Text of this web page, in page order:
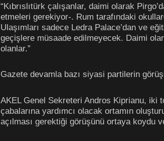
“Kıbrıslıtürk çalışanlar, daimi olarak
etmeleri gerekiyor-. Rum tarafındaki
Ulaşımları sadece Ledra Palace’dan ve
geçişlere müsaade edilmeyecek. Daimi
olanlar.”
Gazete devamla bazı siyasi partilerin
AKEL Genel Sekreteri Andros Kiprianu, iki
çabalarına yardımcı olacak ortamın
açılması gerektiği görüşünü ortaya koydu